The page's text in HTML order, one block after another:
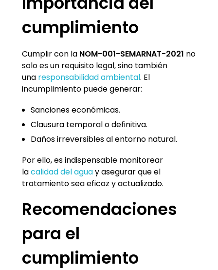
cumplimiento
Cumplir con la NOM-001-SEMARNAT-2021 no
solo es un requisito legal, sino también
una responsabilidad ambiental. El
incumplimiento puede generar:
Sanciones económicas.
Clausura temporal o definitiva.
Daños irreversibles al entorno natural.
Por ello, es indispensable monitorear
lacalidad del aguay asegurar que el
tratamiento sea eficaz y actualizado.
Recomendaciones
para el
cumplimiento